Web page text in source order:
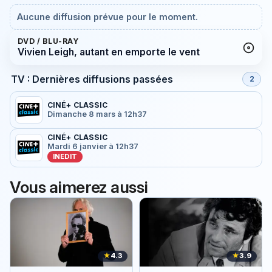
Aucune diffusion prévue pour le moment.
DVD / BLU-RAY
Vivien Leigh, autant en emporte le vent
TV : Dernières diffusions passées 2
CINÉ+ CLASSIC
Dimanche 8 mars à 12h37
CINÉ+ CLASSIC
Mardi 6 janvier à 12h37
INEDIT
Vous aimerez aussi
★4.3 ★3.9